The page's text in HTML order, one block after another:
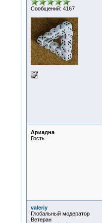
Сообщений: 4167
Ариадна
Гость
valeriy
Глобальный модератор
Ветеран